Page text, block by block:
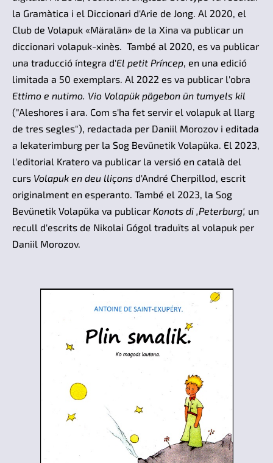
la Gramàtica i el Diccionari d'Arie de Jong. Al 2020, el
Club de Volapuk «Märalän» de la Xina va publicar un
diccionari volapuk-xinès. També al 2020, es va publicar
una traducció íntegra d'El petit Príncep, en una edició
limitada a 50 exemplars. Al 2022 es va publicar l'obra
Ettimo e nutimo. Vio Volapük pägebon ün tumyels kil
("Aleshores i ara. Com s'ha fet servir el volapuk al llarg
de tres segles"), redactada per Daniil Morozov i editada
a Iekaterimburg per la Sog Bevünetik Volapüka. El 2023,
l'editorial Kratero va publicar la versió en català del
curs Volapuk en deu lliçons d'André Cherpillod, escrit
originalment en esperanto. També el 2023, la Sog
Bevünetik Volapüka va publicar Konots di ,Peterburg', un
recull d'escrits de Nikolai Gógol traduïts al volapuk per
Daniil Morozov.